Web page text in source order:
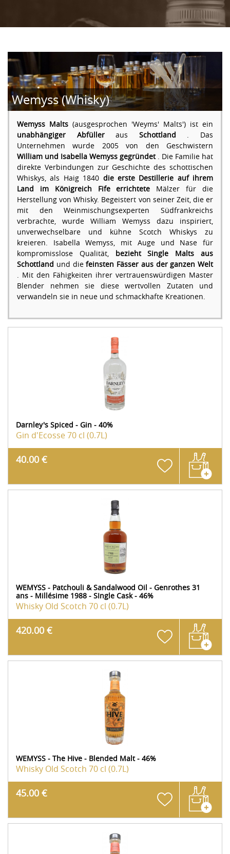
Wemyss (Whisky)
Wemyss Malts (ausgesprochen 'Weyms' Malts') ist ein
unabhängiger Abfülleraus Schottland . Das
Unternehmen wurde 2005 von den Geschwistern
William und Isabella Wemyss gegründet. Die Familie hat
direkte Verbindungen zur Geschichte des schottischen
Whiskys, als Haig 1840 die erste Destillerie auf ihrem
Land im Königreich Fife errichtete Mälzer für die
Herstellung von Whisky. Begeistert von seiner Zeit, die er
mit den Weinmischungsexperten Südfrankreichs
verbrachte, wurde William Wemyss dazu inspiriert,
unverwechselbare und kühne Scotch Whiskys zu
kreieren. Isabella Wemyss, mit Auge und Nase für
kompromisslose Qualität, bezieht Single Malts aus
Schottland und diefeinsten Fässer aus der ganzen Welt
. Mit den Fähigkeiten ihrer vertrauenswürdigen Master
Blender nehmen sie diese wertvollen Zutaten und
verwandeln sie in neue und schmackhafte Kreationen.
Darnley's Spiced - Gin - 40%
Gin d'Ecosse70 cl (0.7L)
40.00 €
WEMYSS - Patchouli & Sandalwood Oil - Genrothes 31
ans - Millésime 1988 - SIngle Cask - 46%
Whisky Old Scotch 70 cl (0.7L)
420.00 €
WEMYSS - The Hive - Blended Malt - 46%
Whisky Old Scotch 70 cl (0.7L)
45.00 €